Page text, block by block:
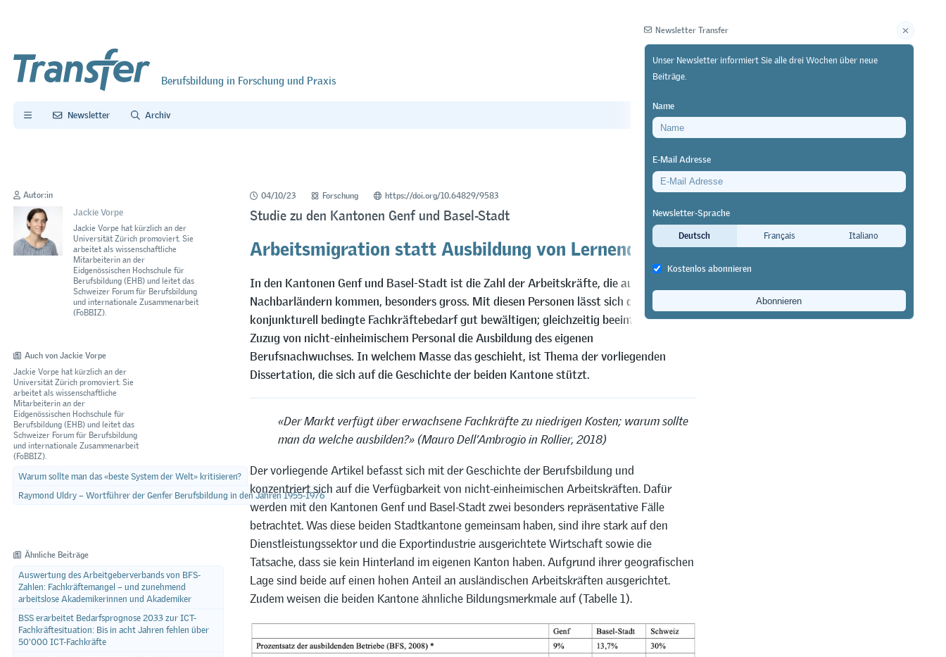
Berufsbildung in Forschung und Praxis
Newsletter Archiv
Autor:in
Jackie Vorpe
Jackie Vorpe hat kürzlich an der
Universität Zürich promoviert. Sie
arbeitet als wissenschaftliche
Mitarbeiterin an der
Eidgenössischen Hochschule für
Berufsbildung (EHB) und leitet das
Schweizer Forum für Berufsbildung
und internationale Zusammenarbeit
(FoBBIZ).
Auch von Jackie Vorpe
Jackie Vorpe hat kürzlich an der
Universität Zürich promoviert. Sie
arbeitet als wissenschaftliche
Mitarbeiterin an der
Eidgenössischen Hochschule für
Berufsbildung (EHB) und leitet das
Schweizer Forum für Berufsbildung
und internationale Zusammenarbeit
(FoBBIZ).
Warum sollte man das «beste System der Welt» kritisieren?
Raymond Uldry – Wortführer der Genfer Berufsbildung in den Jahren 1955-1976
Ähnliche Beiträge
Auswertung des Arbeitgeberverbands von BFS-
Zahlen: Fachkräftemangel – und zunehmend
arbeitslose Akademikerinnen und Akademiker
BSS erarbeitet Bedarfsprognose 2033 zur ICT-
Fachkräftesituation: Bis in acht Jahren fehlen über
50‘000 ICT-Fachkräfte
04/10/23 Forschung https://doi.org/10.64829/9583
Studie zu den Kantonen Genf und Basel-Stadt
Arbeitsmigration statt Ausbildung von Lernenden?
In den Kantonen Genf und Basel-Stadt ist die Zahl der Arbeitskräfte, die aus den
Nachbarländern kommen, besonders gross. Mit diesen Personen lässt sich der
konjunkturell bedingte Fachkräftebedarf gut bewältigen; gleichzeitig beeinträchtigt der
Zuzug von nicht-einheimischem Personal die Ausbildung des eigenen
Berufsnachwuchses. In welchem Masse das geschieht, ist Thema der vorliegenden
Dissertation, die sich auf die Geschichte der beiden Kantone stützt.
«Der Markt verfügt über erwachsene Fachkräfte zu niedrigen Kosten; warum sollte
man da welche ausbilden?» (Mauro Dell’Ambrogio in Rollier, 2018)
Der vorliegende Artikel befasst sich mit der Geschichte der Berufsbildung und
konzentriert sich auf die Verfügbarkeit von nicht-einheimischen Arbeitskräften. Dafür
werden mit den Kantonen Genf und Basel-Stadt zwei besonders repräsentative Fälle
betrachtet. Was diese beiden Stadtkantone gemeinsam haben, sind ihre stark auf den
Dienstleistungssektor und die Exportindustrie ausgerichtete Wirtschaft sowie die
Tatsache, dass sie kein Hinterland im eigenen Kanton haben. Aufgrund ihrer geografischen
Lage sind beide auf einen hohen Anteil an ausländischen Arbeitskräften ausgerichtet.
Zudem weisen die beiden Kantone ähnliche Bildungsmerkmale auf (Tabelle 1).
Newsletter Transfer
Unser Newsletter informiert Sie alle drei Wochen über neue
Beiträge.
Name
E-Mail Adresse
Newsletter-Sprache
Deutsch
Français Italiano
Kostenlos abonnieren